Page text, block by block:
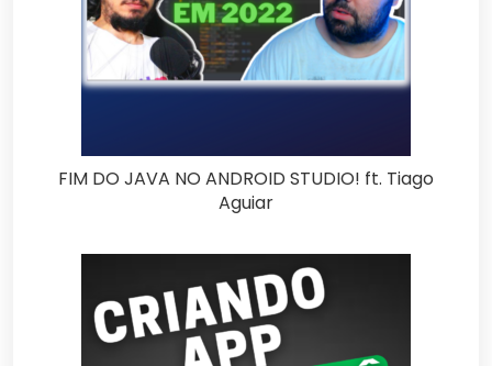
FIM DO JAVA NO ANDROID STUDIO! ft. Tiago
Aguiar